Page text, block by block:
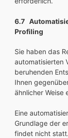
6.7
Profiling
Sie haben das
automatisierten
beruhenden
Ihnen
ähnlicher Weise
Eine
Grundlage der
findet nicht statt.